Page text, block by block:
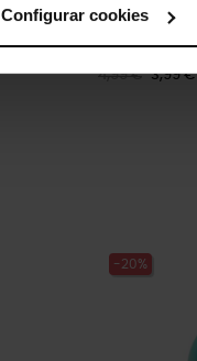
Configurar cookies
Gato negro
4,99 € 3,99 €
-20%